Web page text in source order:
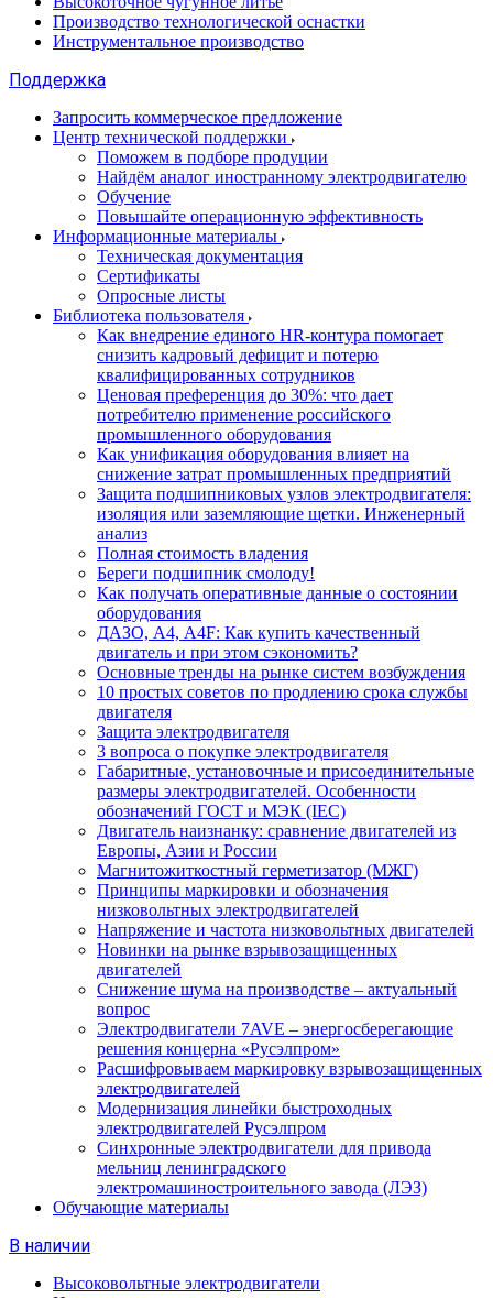
Производство технологической оснастки
Инструментальное производство
Поддержка
Запросить коммерческое предложение
Центр технической поддержки
Поможем в подборе продуции
Найдём аналог иностранному электродвигателю
Обучение
Повышайте операционную эффективность
Информационные материалы
Техническая документация
Сертификаты
Опросные листы
Библиотека пользователя
Как внедрение единого HR-контура помогает
снизить кадровый дефицит и потерю
квалифицированных сотрудников
Ценовая преференция до 30%: что дает
потребителю применение российского
промышленного оборудования
Как унификация оборудования влияет на
снижение затрат промышленных предприятий
Защита подшипниковых узлов электродвигателя:
изоляция или заземляющие щетки. Инженерный
анализ
Полная стоимость владения
Береги подшипник смолоду!
Как получать оперативные данные о состоянии
оборудования
ДАЗО, А4, А4F: Как купить качественный
двигатель и при этом сэкономить?
Основные тренды на рынке систем возбуждения
10 простых советов по продлению срока службы
двигателя
Защита электродвигателя
3 вопроса о покупке электродвигателя
Габаритные, установочные и присоединительные
размеры электродвигателей. Особенности
обозначений ГОСТ и МЭК (IEC)
Двигатель наизнанку: сравнение двигателей из
Европы, Азии и России
Магнитожиткостный герметизатор (МЖГ)
Принципы маркировки и обозначения
низковольтных электродвигателей
Напряжение и частота низковольтных двигателей
Новинки на рынке взрывозащищенных
двигателей
Снижение шума на производстве – актуальный
вопрос
Электродвигатели 7AVE – энергосберегающие
решения концерна «Русэлпром»
Расшифровываем маркировку взрывозащищенных
электродвигателей
Модернизация линейки быстроходных
электродвигателей Русэлпром
Синхронные электродвигатели для привода
мельниц ленинградского
электромашиностроительного завода (ЛЭЗ)
Обучающие материалы
В наличии
Высоковольтные электродвигатели